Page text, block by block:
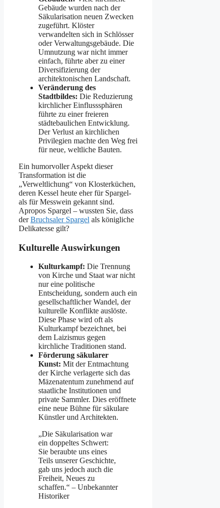
Gebäude wurden nach der
Säkularisation neuen Zwecken
zugeführt. Klöster
verwandelten sich in Schlösser
oder Verwaltungsgebäude. Die
Umnutzung war nicht immer
einfach, führte aber zu einer
Diversifizierung der
architektonischen Landschaft.
Veränderung des
Stadtbildes: Die Reduzierung
kirchlicher Einflusssphären
führte zu einer freieren
städtebaulichen Entwicklung.
Der Verlust an kirchlichen
Privilegien machte den Weg frei
für neue, weltliche Bauten.
Ein humorvoller Aspekt dieser
Transformation ist die
„Verweltlichung“ von Klosterküchen,
deren Kessel heute eher für Spargel-
als für Messwein gekannt sind.
Apropos Spargel – wussten Sie, dass
derBruchsaler Spargel als königliche
Delikatesse gilt?
Kulturelle Auswirkungen
Kulturkampf: Die Trennung
von Kirche und Staat war nicht
nur eine politische
Entscheidung, sondern auch ein
gesellschaftlicher Wandel, der
kulturelle Konflikte auslöste.
Diese Phase wird oft als
Kulturkampf bezeichnet, bei
dem Laizismus gegen
kirchliche Traditionen stand.
Förderung säkularer
Kunst: Mit der Entmachtung
der Kirche verlagerte sich das
Mäzenatentum zunehmend auf
staatliche Institutionen und
private Sammler. Dies eröffnete
eine neue Bühne für säkulare
Künstler und Architekten.
„Die Säkularisation war
ein doppeltes Schwert:
Sie beraubte uns eines
Teils unserer Geschichte,
gab uns jedoch auch die
Freiheit, Neues zu
schaffen.“ – Unbekannter
Historiker